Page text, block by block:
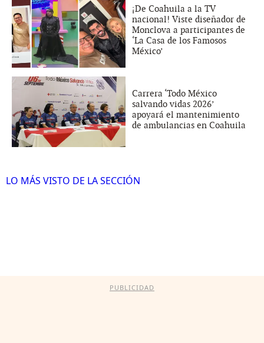
¡De Coahuila a la TV
nacional! Viste diseñador de
Monclova a participantes de
‘La Casa de los Famosos
México’
Carrera ‘Todo México
salvando vidas 2026’
apoyará el mantenimiento
de ambulancias en Coahuila
LO MÁS VISTO DE LA SECCIÓN
PUBLICIDAD